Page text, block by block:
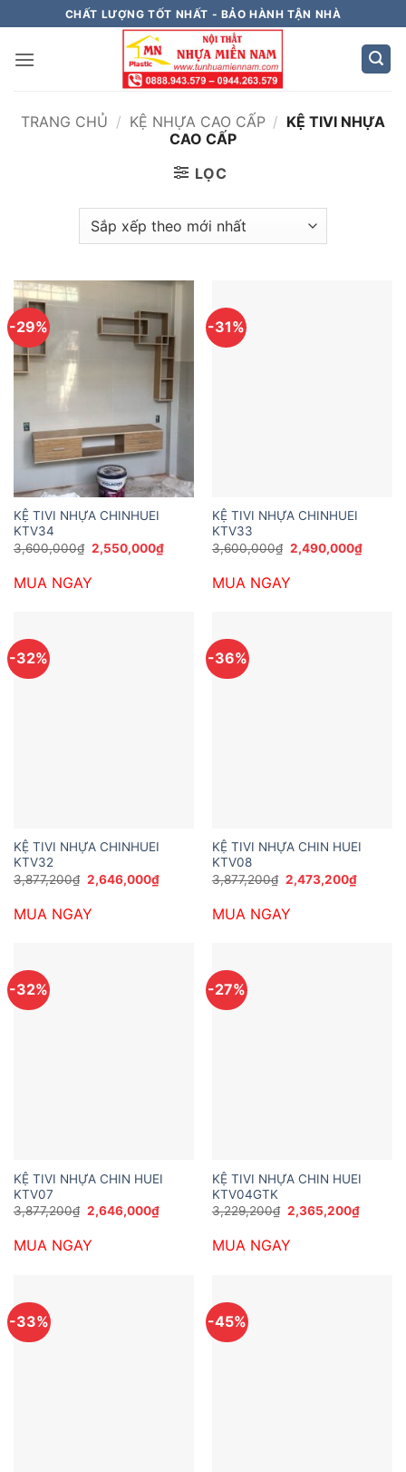
qua
nội
CHẤT LƯỢNG TỐT NHẤT - BẢO HÀNH TẬN NHÀ
TRANG CHỦ / KỆ NHỰA CAO CẤP / KỆ TIVI NHỰA
CAO CẤP
LỌC
-29%
KỆ TIVI NHỰA CHINHUEI
KTV34
3,600,000₫ Giá
gốc
3,600,000₫.
2,550,000₫Giá
hiện
MUA NGAY
-31%
KỆ TIVI NHỰA CHINHUEI
KTV33
3,600,000₫ Giá
gốc
3,600,000₫.
2,490,000₫Giá
hiện
MUA NGAY
-32%
KỆ TIVI NHỰA CHINHUEI
KTV32
3,877,200₫ Giá
gốc
3,877,200₫.
2,646,000₫Giá
hiện
MUA NGAY
-36%
KỆ TIVI NHỰA CHIN HUEI
KTV08
3,877,200₫ Giá
gốc
3,877,200₫.
2,473,200₫Giá
hiện
MUA NGAY
-32%
KỆ TIVI NHỰA CHIN HUEI
KTV07
3,877,200₫ Giá
gốc
3,877,200₫.
2,646,000₫Giá
hiện
MUA NGAY
-27%
KỆ TIVI NHỰA CHIN HUEI
KTV04GTK
3,229,200₫ Giá
gốc
3,229,200₫.
2,365,200₫Giá
hiện
MUA NGAY
-33% -45%